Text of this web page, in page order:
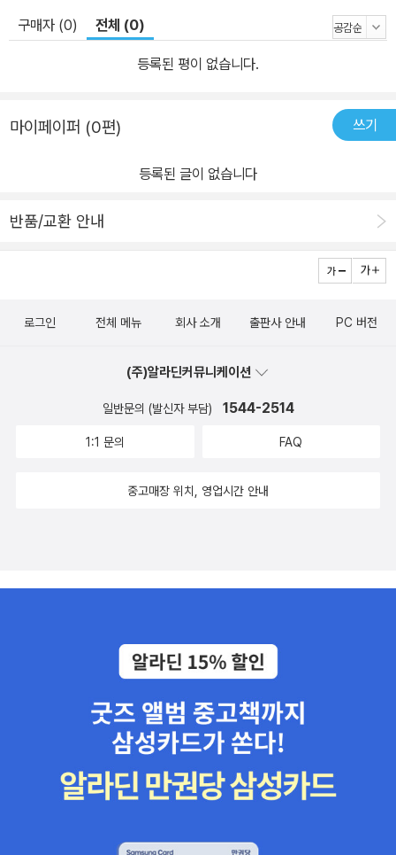
구매자 (0) 전체 (0)
등록된 평이 없습니다.
마이페이퍼 (0편) 쓰기
등록된 글이 없습니다
반품/교환 안내
로그인 전체 메뉴 회사 소개 출판사 안내 PC 버전
(주)알라딘커뮤니케이션
일반문의 (발신자 부담) 1544-2514
1:1 문의 FAQ
중고매장 위치, 영업시간 안내